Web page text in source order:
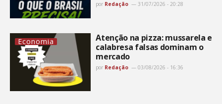
por Redação 31/07/2026 - 20:28
Economia
Atenção na pizza: mussarela e
calabresa falsas dominam o
mercado
por Redação 03/08/2026 - 16:36